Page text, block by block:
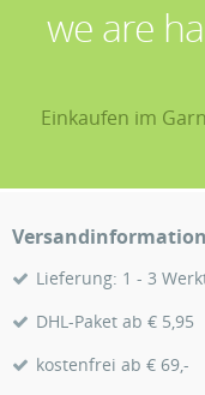
we are
Einkaufen im
Versandinformation
Lieferung: 1 - 3
DHL-Paket ab € 5,95
kostenfrei ab € 69,-